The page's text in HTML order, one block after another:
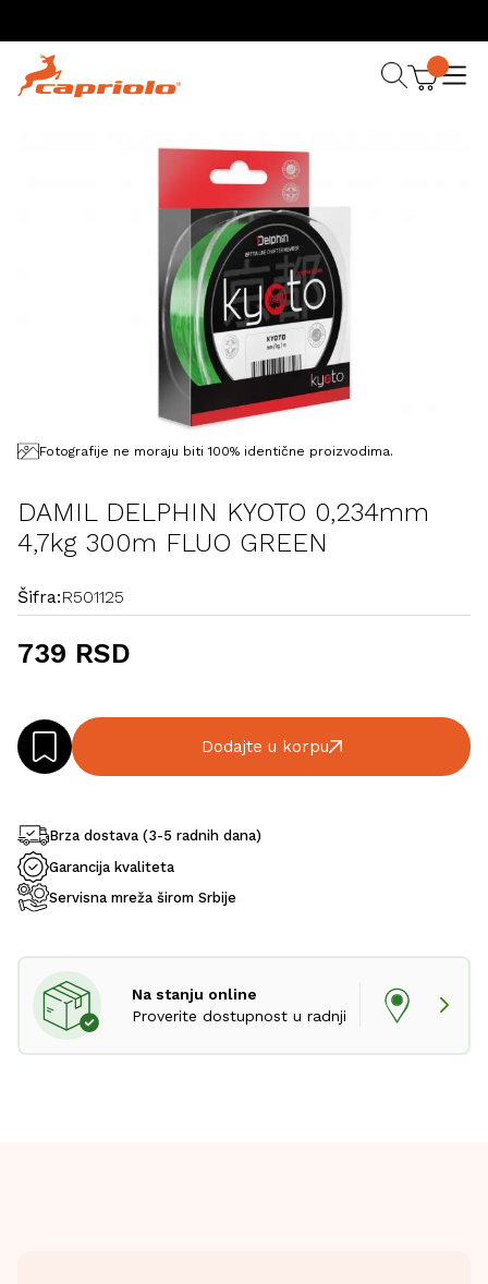
Fotografije ne moraju biti 100% identične proizvodima.
DAMIL DELPHIN KYOTO 0,234mm
4,7kg 300m FLUO GREEN
Šifra:R501125
739 RSD
Dodajte u korpu
Brza dostava (3-5 radnih dana)
Garancija kvaliteta
Servisna mreža širom Srbije
Na stanju online
Proverite dostupnost u radnji